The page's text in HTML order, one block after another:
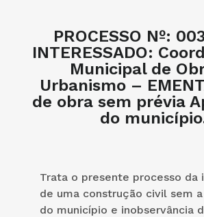
PROCESSO Nº:
INTERESSADO:
Municipal de
Urbanismo –
de obra sem prévia
do
Trata o presente processo da
de uma construção civil sem
do município e inobservância